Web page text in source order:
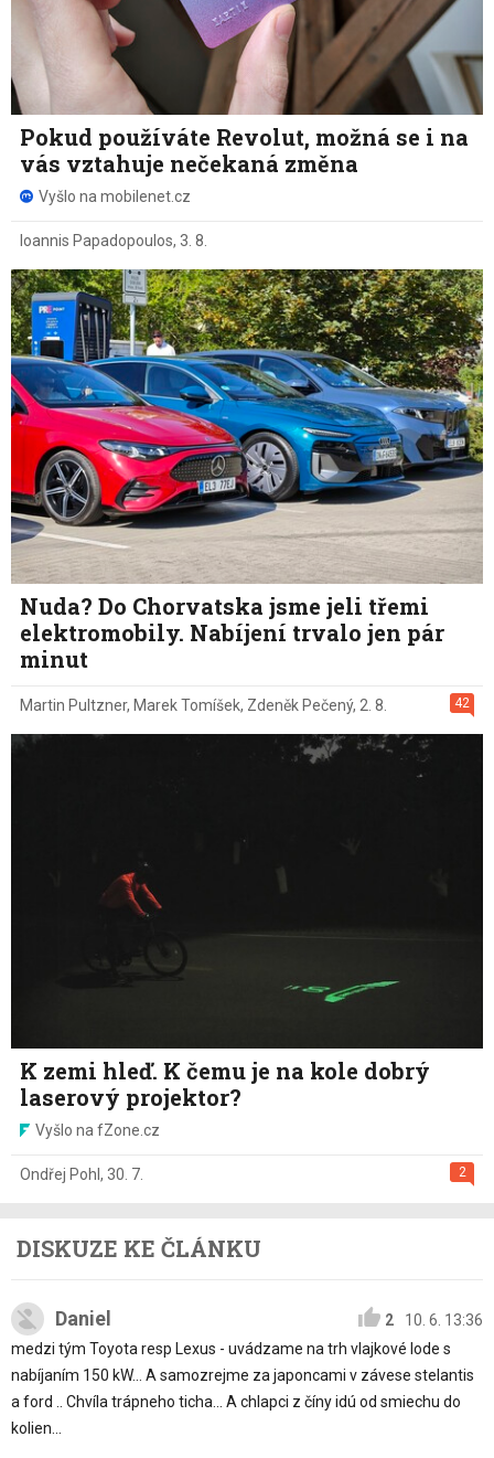
Pokud používáte Revolut, možná se i na
vás vztahuje nečekaná změna
Vyšlo na mobilenet.cz
Ioannis Papadopoulos, 3. 8.
Nuda? Do Chorvatska jsme jeli třemi
elektromobily. Nabíjení trvalo jen pár
minut
42
Martin Pultzner, Marek Tomíšek, Zdeněk Pečený, 2. 8.
K zemi hleď. K čemu je na kole dobrý
laserový projektor?
Vyšlo na fZone.cz
2
Ondřej Pohl , 30. 7.
DISKUZE KE ČLÁNKU
Daniel 2
10. 6. 13:36
medzi tým Toyota resp Lexus - uvádzame na trh vlajkové lode s
nabíjaním 150 kW... A samozrejme za japoncami v závese stelantis
a ford .. Chvíla trápneho ticha... A chlapci z číny idú od smiechu do
kolien...